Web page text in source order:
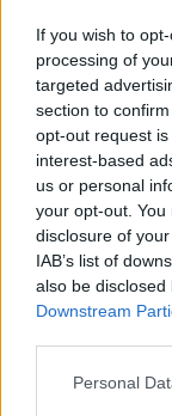
If you wish to
processing of
targeted
section to
opt-out request
interest-based
us or personal
your opt-out.
disclosure of
IAB’s list of
also be
Downstream
Please note that
Personal
Διαβάστε
Αναζήτηση
για...